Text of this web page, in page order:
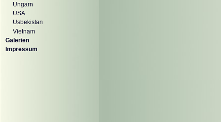
Ungarn
USA
Usbekistan
Vietnam
Galerien
Impressum